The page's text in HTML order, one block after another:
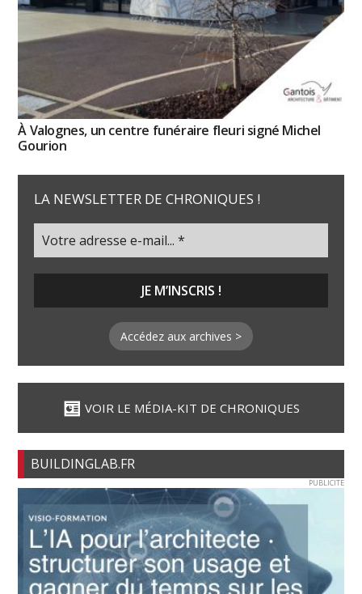
À Valognes, un centre funéraire fleuri signé Michel
Gourion
LA NEWSLETTER DE CHRONIQUES !
Accédez aux archives >
VOIR LE MÉDIA-KIT DE CHRONIQUES
BUILDINGLAB.FR
PUBLICITE